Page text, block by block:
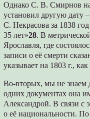
Однако С. В. Смирнов
установил другую дату
С. Некрасова за 1838
35 лет»28. В
Ярославля, где
записи о её смерти
указывает на 1803 г.,
Во-вторых, мы не знаем
одних документах она
Александрой. В связи с
о её национальности.